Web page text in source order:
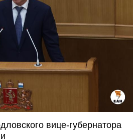
вице-губернатора